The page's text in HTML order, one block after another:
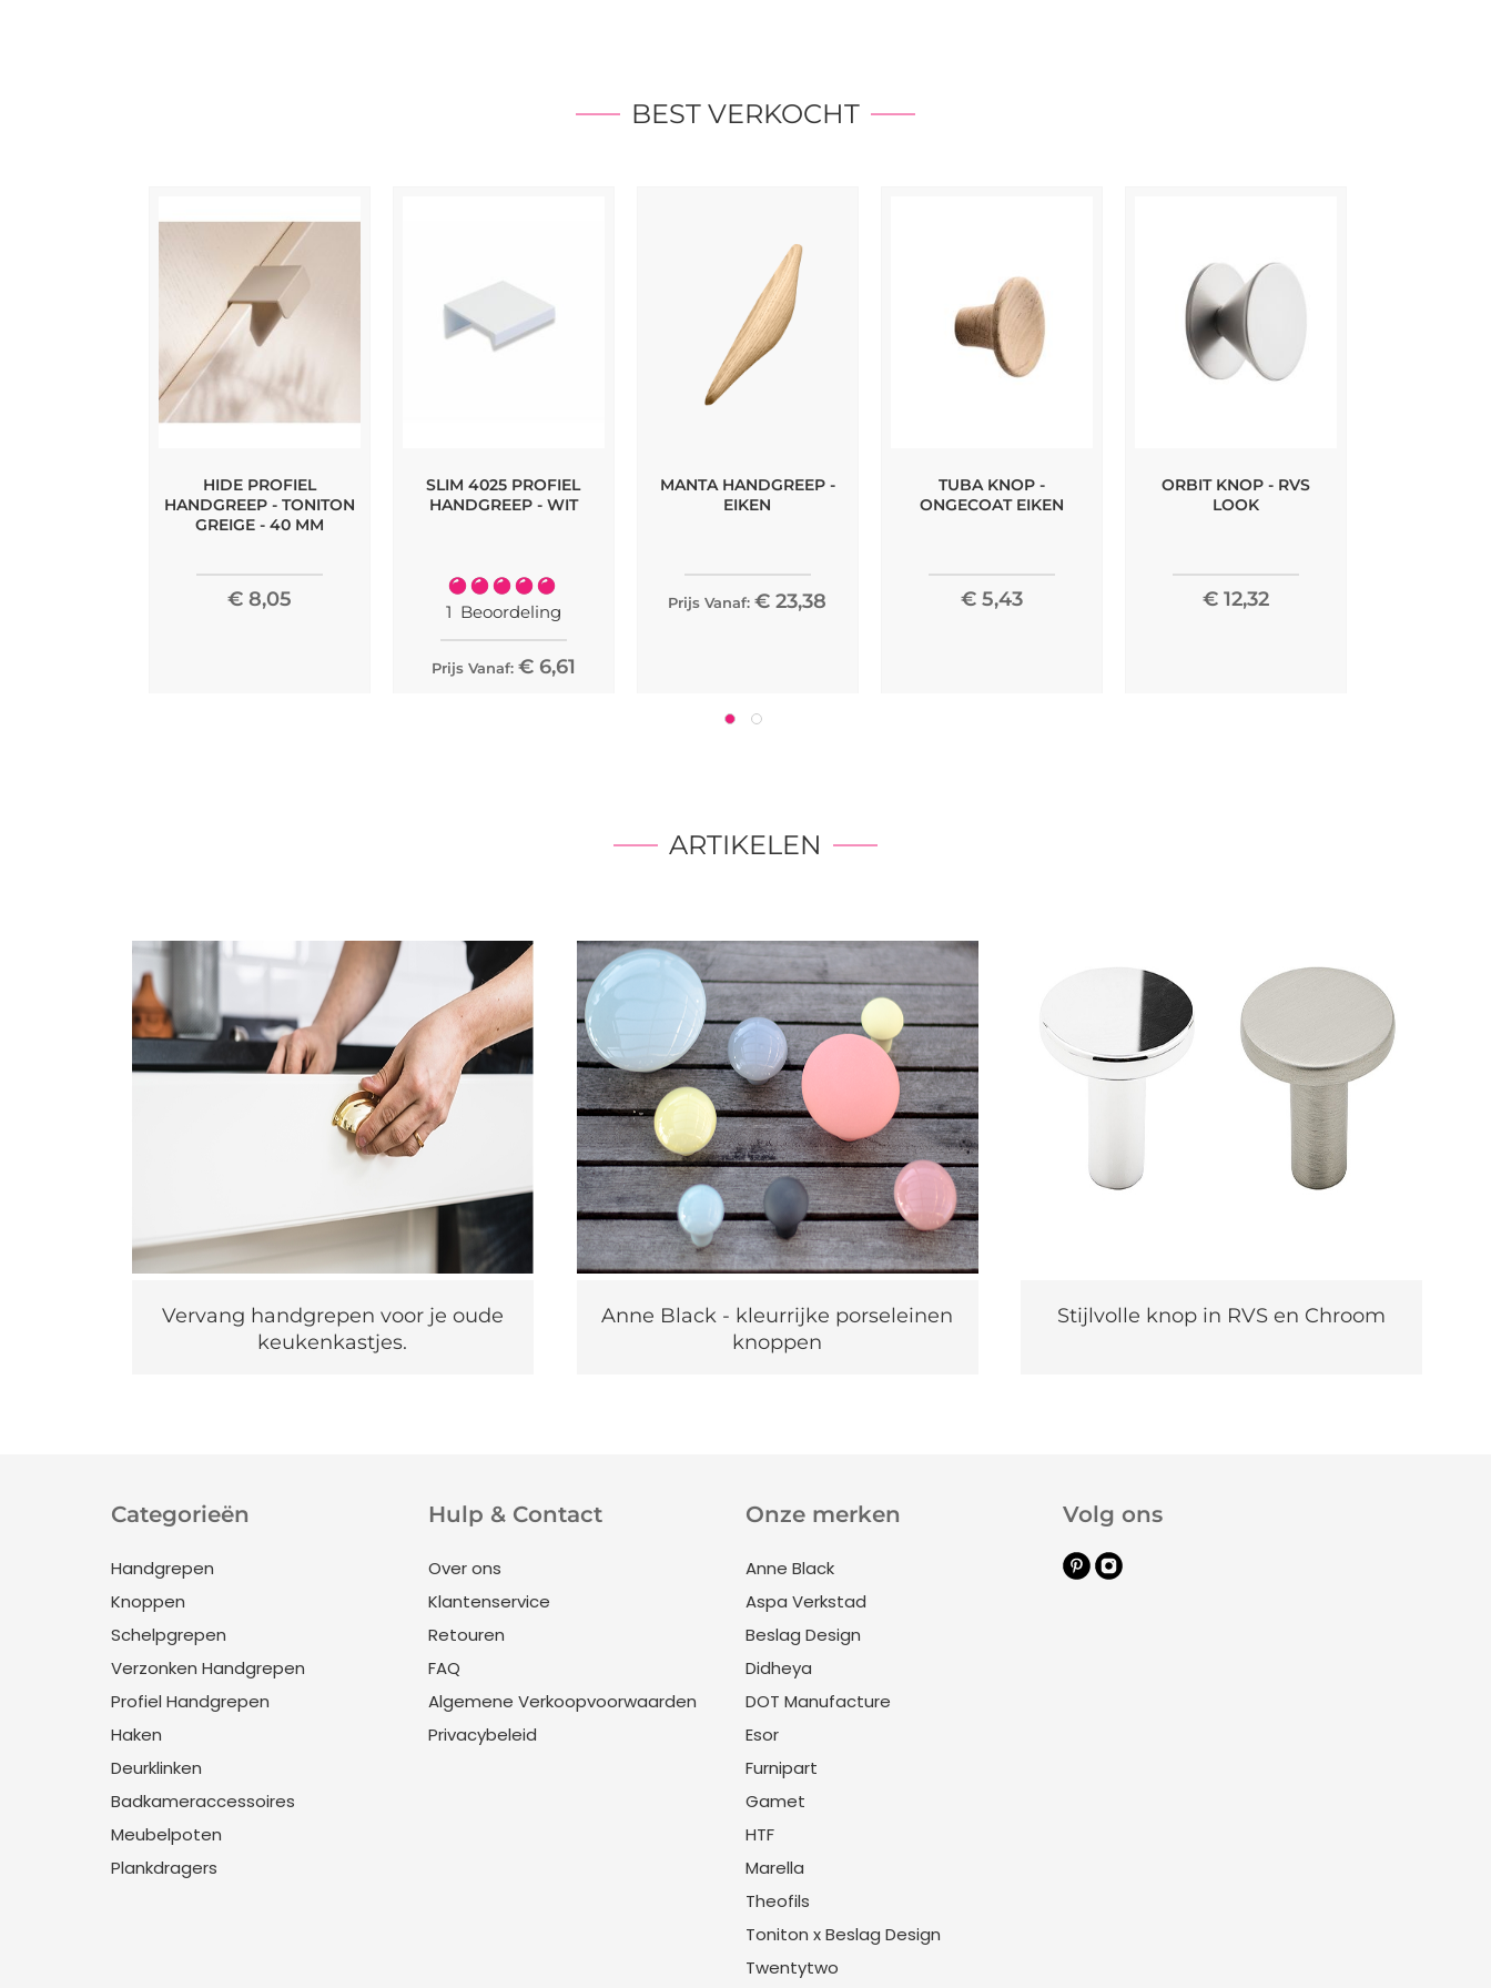
BEST VERKOCHT
HIDE PROFIEL
HANDGREEP - TONITON
GREIGE - 40 MM
€ 8,05
SLIM 4025 PROFIEL
HANDGREEP - WIT
Waardering:
100%
1 Beoordeling
Prijs Vanaf: € 6,61
MANTA HANDGREEP -
EIKEN
Prijs Vanaf: € 23,38
TUBA KNOP -
ONGECOAT EIKEN
€ 5,43
ORBIT KNOP - RVS
LOOK
€ 12,32
ARTIKELEN
Vervang handgrepen voor je oude
keukenkastjes.
Anne Black - kleurrijke porseleinen
knoppen
Stijlvolle knop in RVS en Chroom
Categorieën
Handgrepen
Knoppen
Schelpgrepen
Verzonken Handgrepen
Profiel Handgrepen
Haken
Deurklinken
Badkameraccessoires
Meubelpoten
Plankdragers
Hulp & Contact
Over ons
Klantenservice
Retouren
FAQ
Algemene Verkoopvoorwaarden
Privacybeleid
Onze merken
Anne Black
Aspa Verkstad
Beslag Design
Didheya
DOT Manufacture
Esor
Furnipart
Gamet
HTF
Marella
Theofils
Toniton x Beslag Design
Twentytwo
Volg ons